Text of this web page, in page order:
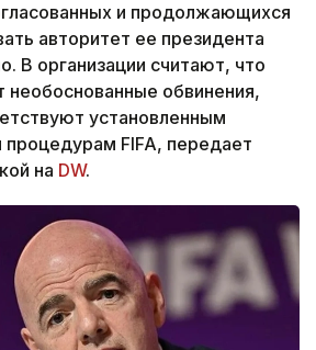
и продолжающихся
авторитет ее президента
В организации считают, что
необоснованные обвинения,
установленным
FIFA, передает
на DW.